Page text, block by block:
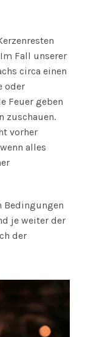
Fall unserer
circa einen
oder
Feuer geben
zuschauen.
vorher
alles
Bedingungen
je weiter der
der